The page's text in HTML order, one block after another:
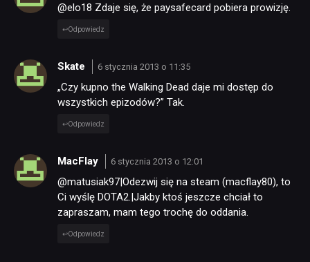
@elo18 Zdaje się, że paysafecard pobiera prowizję.
Odpowiedz
Skate 6 stycznia 2013 o 11:35
„Czy kupno the Walking Dead daje mi dostęp do
wszystkich epizodów?” Tak.
Odpowiedz
MacFlay 6 stycznia 2013 o 12:01
@matusiak97|Odezwij się na steam (macflay80), to
Ci wyślę DOTA2.|Jakby ktoś jeszcze chciał to
zapraszam, mam tego trochę do oddania.
Odpowiedz